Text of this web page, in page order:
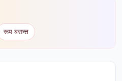
रूप बसन्त